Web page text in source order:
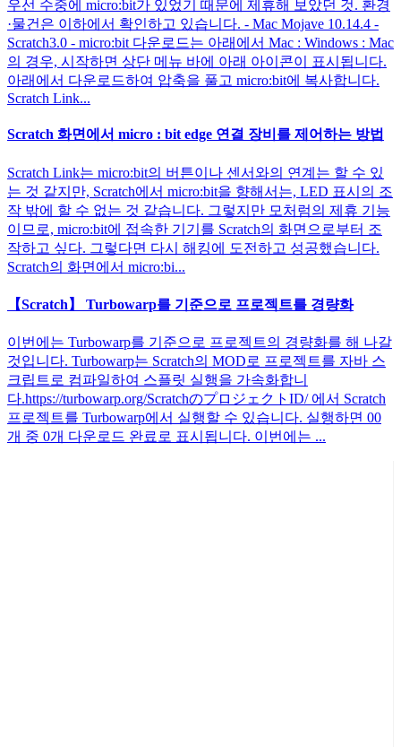
우선 수중에 micro:bit가 있었기 때문에 제휴해 보았던 것. 환경
·물건은 이하에서 확인하고 있습니다. - Mac Mojave 10.14.4 -
Scratch3.0 - micro:bit 다운로드는 아래에서 Mac : Windows : Mac
의 경우, 시작하면 상단 메뉴 바에 아래 아이콘이 표시됩니다.
아래에서 다운로드하여 압축을 풀고 micro:bit에 복사합니다.
Scratch Link...
Scratch 화면에서 micro : bit edge 연결 장비를 제어하는 ​​방법
Scratch Link는 micro:bit의 버튼이나 센서와의 연계는 할 수 있
는 것 같지만, Scratch에서 micro:bit을 향해서는, LED 표시의 조
작 밖에 할 수 없는 것 같습니다. 그렇지만 모처럼의 제휴 기능
이므로, micro:bit에 접속한 기기를 Scratch의 화면으로부터 조
작하고 싶다. 그렇다면 다시 해킹에 도전하고 성공했습니다.
Scratch의 화면에서 micro:bi...
【Scratch】 Turbowarp를 기준으로 프로젝트를 경량화
이번에는 Turbowarp를 기준으로 프로젝트의 경량화를 해 나갈
것입니다. Turbowarp는 Scratch의 MOD로 프로젝트를 자바 스
크립트로 컴파일하여 스플릿 실행을 가속화합니
다.https://turbowarp.org/ScratchのプロジェクトID/ 에서 Scratch
프로젝트를 Turbowarp에서 실행할 수 있습니다. 실행하면 00
개 중 0개 다운로드 완료로 표시됩니다. 이번에는 ...